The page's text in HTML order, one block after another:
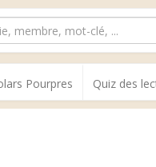
Pourpres Quiz des